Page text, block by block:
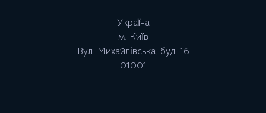
Україна
м. Київ
Вул. Михайлівська, буд. 16
01001